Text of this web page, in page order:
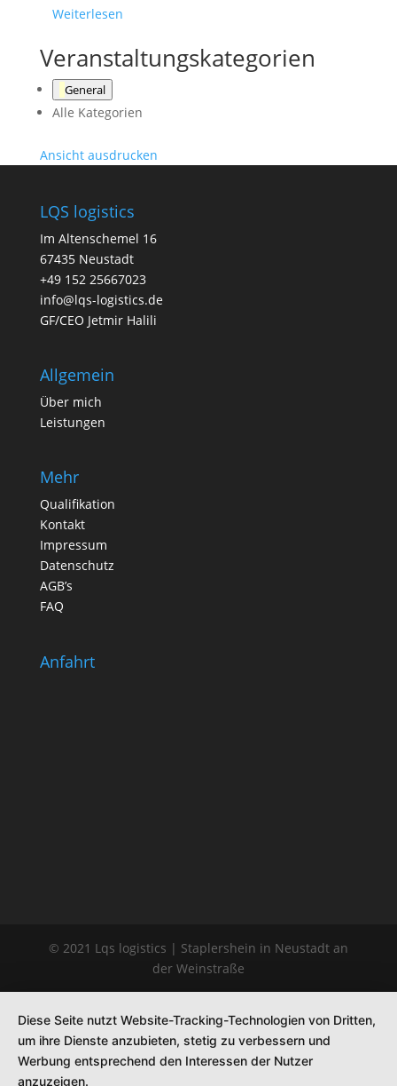
Weiterlesen
Veranstaltungskategorien
General
Alle Kategorien
Ansichtausdrucken
LQS logistics
Im Altenschemel 16
67435 Neustadt
+49 152 25667023
info@lqs-logistics.de
GF/CEO Jetmir Halili
Allgemein
Über mich
Leistungen
Mehr
Qualifikation
Kontakt
Impressum
Datenschutz
AGB’s
FAQ
Anfahrt
© 2021 Lqs logistics | Staplershein in Neustadt an
der Weinstraße
Diese Seite nutzt Website-Tracking-Technologien von Dritten,
um ihre Dienste anzubieten, stetig zu verbessern und
Werbung entsprechend den Interessen der Nutzer
anzuzeigen.